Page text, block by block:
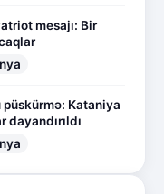
mesajı: Bir
püskürmə: Kataniya
dayandırıldı